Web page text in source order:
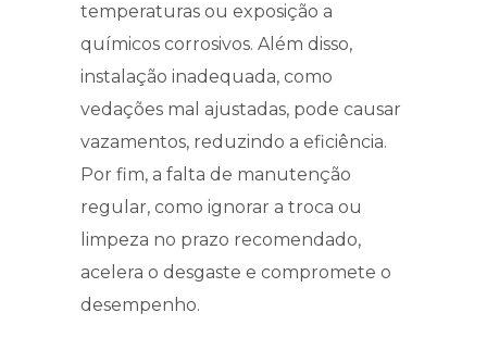
temperaturas ou exposição a
químicos corrosivos. Além disso,
instalação inadequada, como
vedações mal ajustadas, pode causar
vazamentos, reduzindo a eficiência.
Por fim, a falta de manutenção
regular, como ignorar a troca ou
limpeza no prazo recomendado,
acelera o desgaste e compromete o
desempenho.